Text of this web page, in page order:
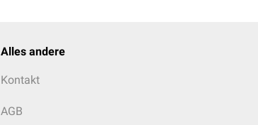
Alles andere
Kontakt
AGB